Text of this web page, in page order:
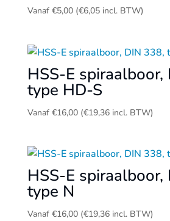
Vanaf €5,00 (€6,05incl. BTW)
HSS-E spiraalboor,
type HD-S
Vanaf €16,00 (€19,36incl. BTW)
HSS-E spiraalboor,
type N
Vanaf €16,00 (€19,36incl. BTW)